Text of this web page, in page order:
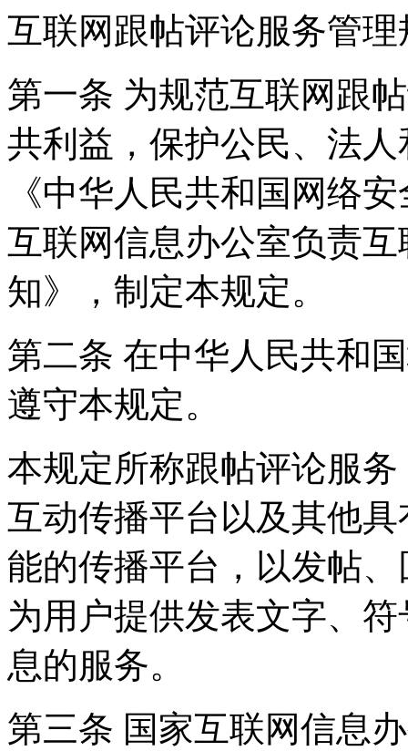
互联网跟帖评论服务管理
第一条 为规范互联网跟
共利益，保护公民、法
《中华人民共和国网络
互联网信息办公室负责
知》，制定本规定。
第二条 在中华人民共和
遵守本规定。
本规定所称跟帖评论服
互动传播平台以及其他
能的传播平台，以发帖
为用户提供发表文字、
息的服务。
第三条 国家互联网信息